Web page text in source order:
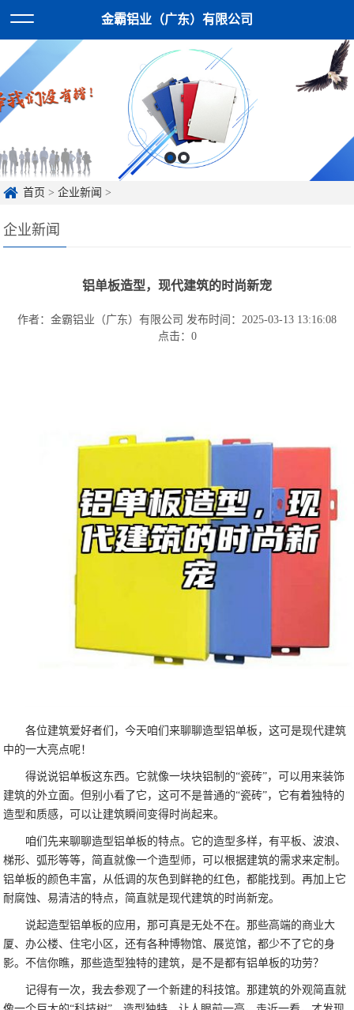
金霸铝业（广东）有限公司
首页 >企业新闻 >
企业新闻
铝单板造型，现代建筑的时尚新宠
作者：金霸铝业（广东）有限公司 发布时间：2025-03-13 13:16:08
点击： 0
各位建筑爱好者们，今天咱们来聊聊造型铝单板，这可是现代建筑
中的一大亮点呢！
得说说铝单板这东西。它就像一块块铝制的“瓷砖”，可以用来装饰
建筑的外立面。但别小看了它，这可不是普通的“瓷砖”，它有着独特的
造型和质感，可以让建筑瞬间变得时尚起来。
咱们先来聊聊造型铝单板的特点。它的造型多样，有平板、波浪、
梯形、弧形等等，简直就像一个造型师，可以根据建筑的需求来定制。
铝单板的颜色丰富，从低调的灰色到鲜艳的红色，都能找到。再加上它
耐腐蚀、易清洁的特点，简直就是现代建筑的时尚新宠。
说起造型铝单板的应用，那可真是无处不在。那些高端的商业大
厦、办公楼、住宅小区，还有各种博物馆、展览馆，都少不了它的身
影。不信你瞧，那些造型独特的建筑，是不是都有铝单板的功劳？
记得有一次，我去参观了一个新建的科技馆。那建筑的外观简直就